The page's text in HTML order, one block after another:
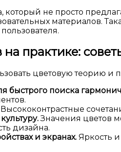
не просто
материалов.
практике:
цветовую теорию и
быстрого поиска
Высококонтрастные
Значения цветов
дизайна.
и экранах. Яркость